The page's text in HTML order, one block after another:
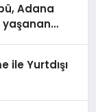
Adana
yaşanan
ile Yurtdışı